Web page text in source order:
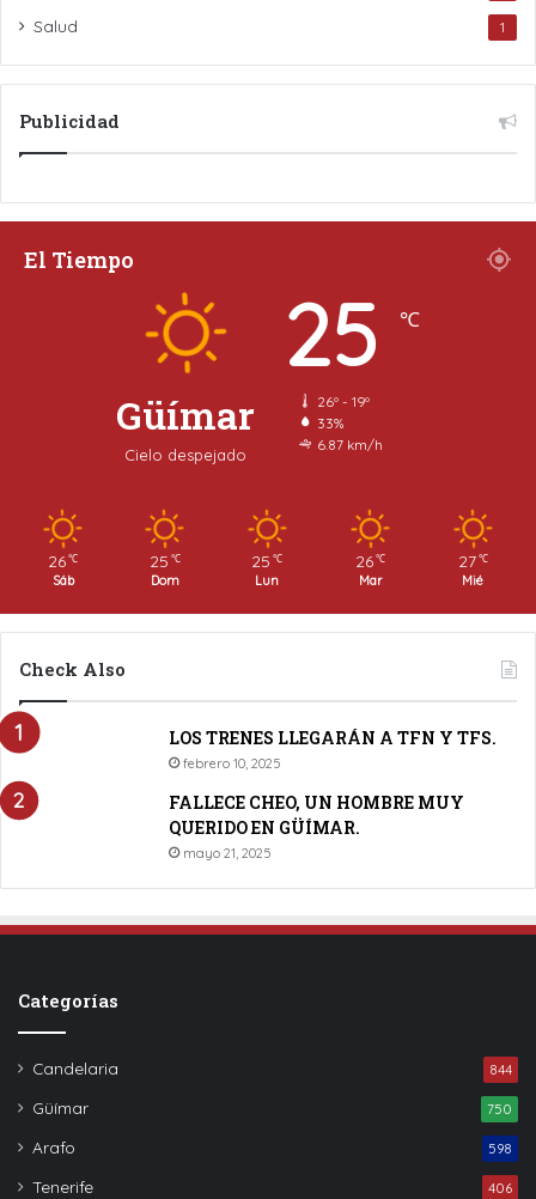
Salud 1
Publicidad
El Tiempo
Güímar
Cielo despejado
25 ℃
26º - 19º
33%
6.87 km/h
26 ℃
Sáb
25 ℃
Dom
25 ℃
Lun
26 ℃
Mar
27 ℃
Mié
Check Also
LOS TRENES LLEGARÁN A TFN Y TFS.
febrero 10, 2025
FALLECE CHEO, UN HOMBRE MUY
QUERIDO EN GÜÍMAR.
mayo 21, 2025
Categorías
Candelaria 844
Güímar 750
Arafo 598
Tenerife 406